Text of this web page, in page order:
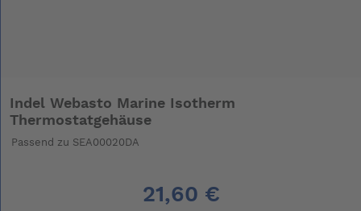
Indel Webasto Marine Isotherm
Thermostatgehäuse
Passend zu SEA00020DA
21,60 €